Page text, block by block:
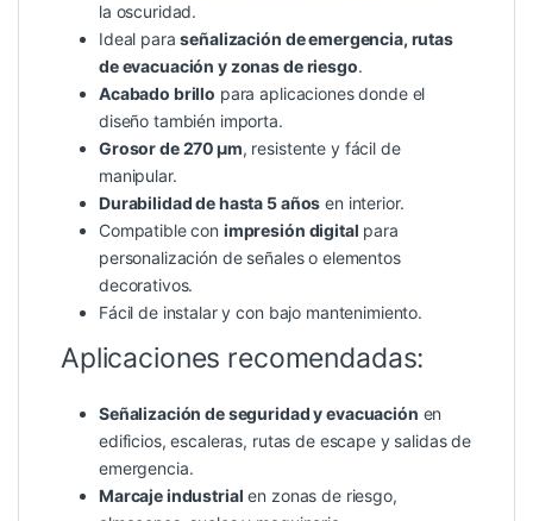
la oscuridad.
Ideal paraseñalización de emergencia, rutas
de evacuación y zonas de riesgo.
Acabado brillo para aplicaciones donde el
diseño también importa.
Grosor de 270 µm, resistente y fácil de
manipular.
Durabilidad de hasta 5 años en interior.
Compatible con impresión digital para
personalización de señales o elementos
decorativos.
Fácil de instalar y con bajo mantenimiento.
Aplicaciones recomendadas:
Señalización de seguridad y evacuación en
edificios, escaleras, rutas de escape y salidas de
emergencia.
Marcaje industrial en zonas de riesgo,